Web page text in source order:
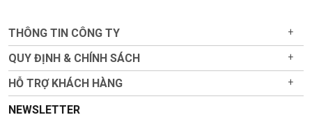
THÔNG TIN CÔNG TY +
QUY ĐỊNH & CHÍNH SÁCH +
HỖ TRỢ KHÁCH HÀNG +
NEWSLETTER